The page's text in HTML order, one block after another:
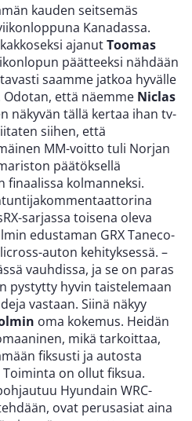
kauden seitsemäs
Kanadassa.
ajanutToomas
päätteeksi nähdään
saamme jatkoa hyvälle
että näemme Niclas
näkyvän tällä kertaa ihan tv-
siihen, että
MM-voitto tuli Norjan
päätöksellä
finaalissa kolmanneksi.
sarjassa toisena oleva
edustaman GRX Taneco-
auton kehityksessä. –
vauhdissa, ja se on paras
pystytty hyvin taistelemaan
vastaan. Siinä näkyy
oma kokemus. Heidän
mikä tarkoittaa,
fiksusti ja autosta
on ollut fiksua.
Hyundain WRC-
ovat perusasiat aina